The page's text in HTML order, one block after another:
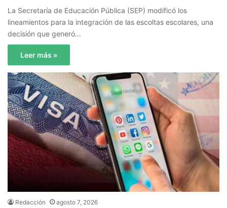
La Secretaría de Educación Pública (SEP) modificó los
lineamientos para la integración de las escoltas escolares, una
decisión que generó…
Leer más »
Redacción agosto 7, 2026